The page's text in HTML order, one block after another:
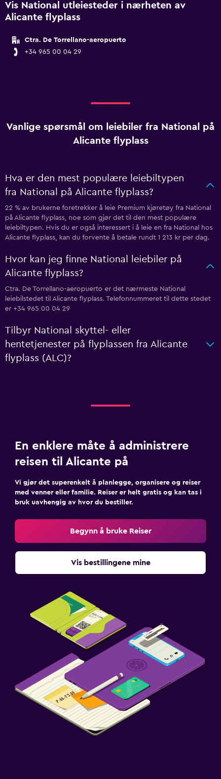
Vis National utleiesteder i nærheten av
Alicante flyplass
Ctra. De Torrellano-aeropuerto
+34 965 00 04 29
Vanlige spørsmål om leiebiler fra National på
Alicante flyplass
Hva er den mest populære leiebiltypen
fra National på Alicante flyplass?
22 % av brukerne foretrekker å leie Premium kjøretøy fra National
på Alicante flyplass, noe som gjør det til den mest populære
leiebiltypen. Hvis du er også interessert i å leie en fra National hos
Alicante flyplass, kan du forvente å betale rundt 1 213 kr per dag.
Hvor kan jeg finne National leiebiler på
Alicante flyplass?
Ctra. De Torrellano-aeropuerto er det nærmeste National
leiebilstedet til Alicante flyplass. Telefonnummeret til dette stedet
er +34 965 00 04 29
Tilbyr National skyttel- eller
hentetjenester på flyplassen fra Alicante
flyplass (ALC)?
En enklere måte å administrere
reisen til Alicante på
Vi gjør det superenkelt å planlegge, organisere og reiser
med venner eller familie. Reiser er helt gratis og kan tas i
bruk uavhengig av hvor du bestiller.
Begynn å bruke Reiser
Vis bestillingene mine